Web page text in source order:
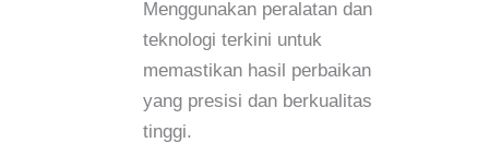
Menggunakan peralatan dan
teknologi terkini untuk
memastikan hasil perbaikan
yang presisi dan berkualitas
tinggi.